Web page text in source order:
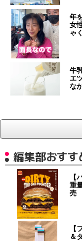
年
女
ゃ
牛
エ
な
編集部おすす
【
重
売
【
＆